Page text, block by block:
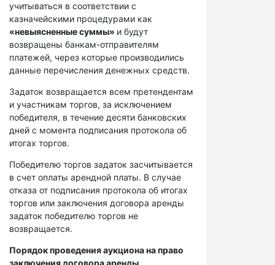
учитываться в соответствии с
казначейскими процедурами как
«невыясненные суммы» и будут
возвращены банкам-отправителям
платежей, через которые производились
данные перечисления денежных средств.
Задаток возвращается всем претендентам
и участникам торгов, за исключением
победителя, в течение десяти банковских
дней с момента подписания протокола об
итогах торгов.
Победителю торгов задаток засчитывается
в счет оплаты арендной платы. В случае
отказа от подписания протокола об итогах
торгов или заключения договора аренды
задаток победителю торгов не
возвращается.
Порядок проведения аукциона на право
заключения договора аренды